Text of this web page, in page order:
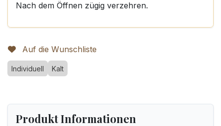
Nach dem Öffnen zügig verzehren.
Auf die Wunschliste
Individuell Kalt
Produkt Informationen